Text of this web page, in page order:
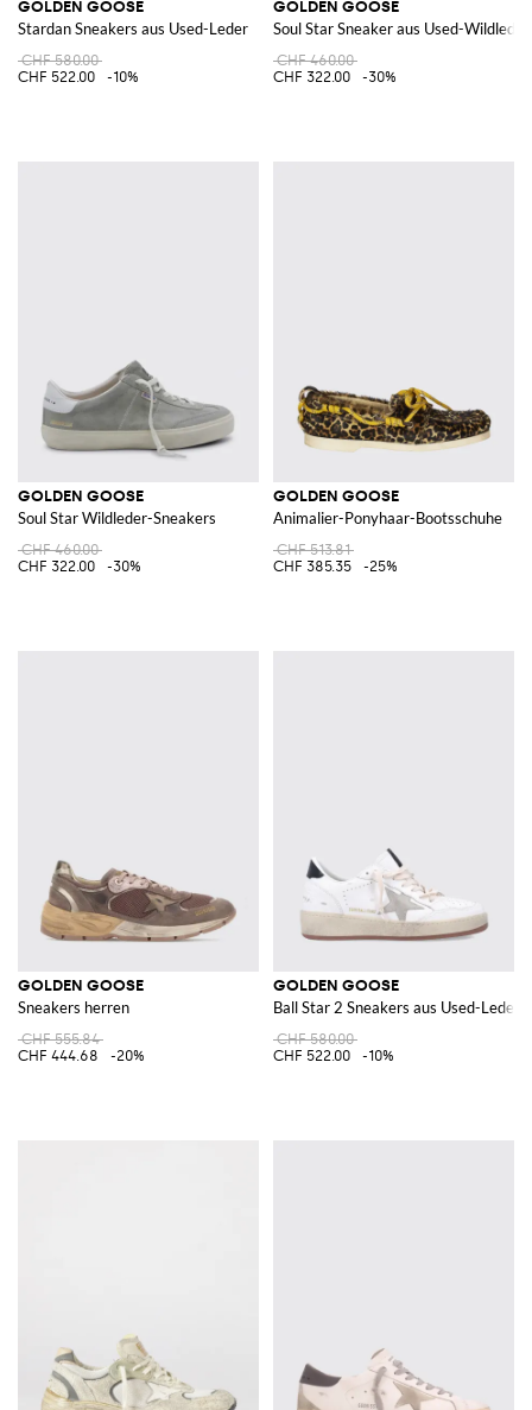
GOLDEN GOOSE
Stardan Sneakers aus Used-Leder
CHF 580.00
CHF 522.00
-10%
GOLDEN GOOSE
Soul Star Sneaker aus Used-Wildleder
CHF 460.00
CHF 322.00
-30%
GOLDEN GOOSE
Soul Star Wildleder-Sneakers
CHF 460.00
CHF 322.00
-30%
GOLDEN GOOSE
Animalier-Ponyhaar-Bootsschuhe
CHF 513.81
CHF 385.35
-25%
GOLDEN GOOSE
Sneakers herren
CHF 555.84
CHF 444.68
-20%
GOLDEN GOOSE
Ball Star 2 Sneakers aus Used-Leder
CHF 580.00
CHF 522.00
-10%